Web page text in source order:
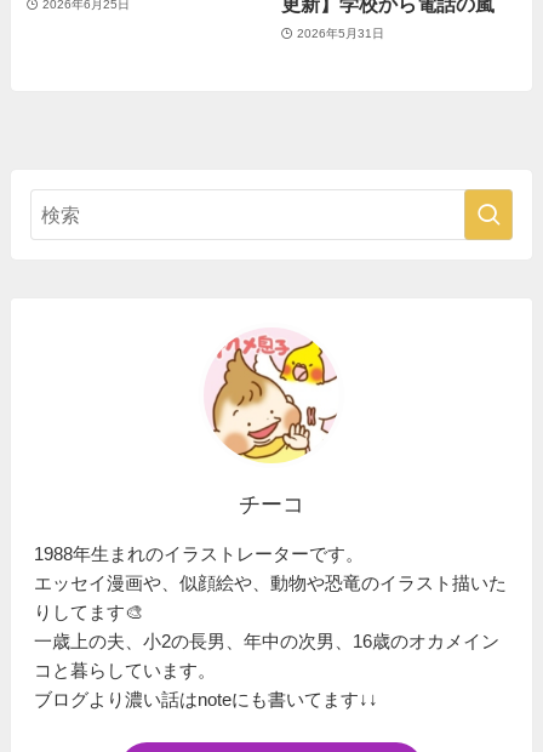
2026年6月25日
2026年5月31日
チーコ
1988年生まれのイラストレーターです。
エッセイ漫画や、似顔絵や、動物や恐竜のイラスト描いた
りしてます🎨
一歳上の夫、小2の長男、年中の次男、16歳のオカメイン
コと暮らしています。
ブログより濃い話はnoteにも書いてます↓↓